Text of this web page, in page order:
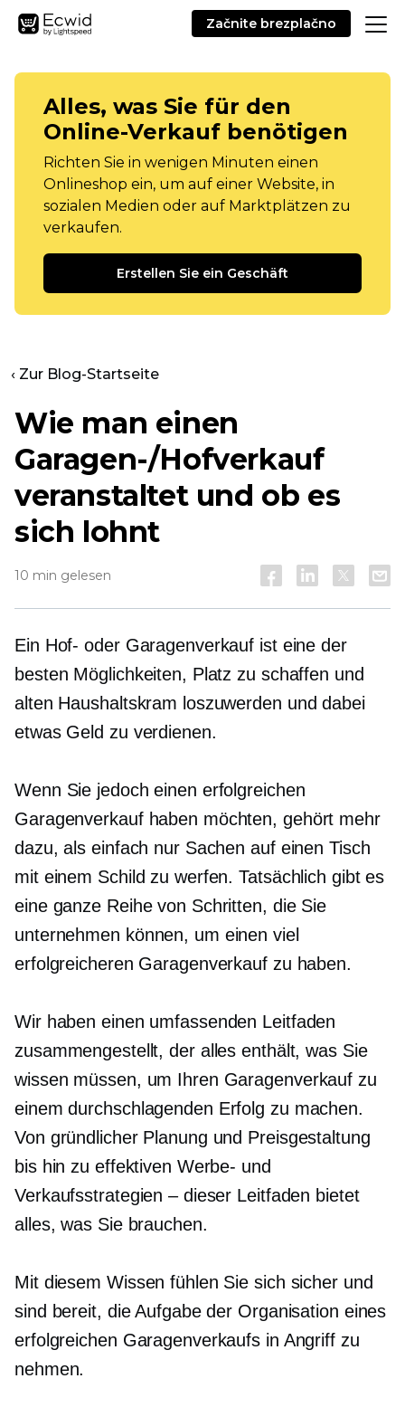
Začnite brezplačno
Alles, was Sie für den
Online-Verkauf benötigen
Richten Sie in wenigen Minuten einen
Onlineshop ein, um auf einer Website, in
sozialen Medien oder auf Marktplätzen zu
verkaufen.
Erstellen Sie ein Geschäft
‹ Zur Blog-Startseite
Wie man einen
Garagen-/Hofverkauf
veranstaltet und ob es
sich lohnt
10 min gelesen
Ein Hof- oder Garagenverkauf ist eine der
besten Möglichkeiten, Platz zu schaffen und
alten Haushaltskram loszuwerden und dabei
etwas Geld zu verdienen.
Wenn Sie jedoch einen erfolgreichen
Garagenverkauf haben möchten, gehört mehr
dazu, als einfach nur Sachen auf einen Tisch
mit einem Schild zu werfen. Tatsächlich gibt es
eine ganze Reihe von Schritten, die Sie
unternehmen können, um einen viel
erfolgreicheren Garagenverkauf zu haben.
Wir haben einen umfassenden Leitfaden
zusammengestellt, der alles enthält, was Sie
wissen müssen, um Ihren Garagenverkauf zu
einem durchschlagenden Erfolg zu machen.
Von gründlicher Planung und Preisgestaltung
bis hin zu effektiven Werbe- und
Verkaufsstrategien – dieser Leitfaden bietet
alles, was Sie brauchen.
Mit diesem Wissen fühlen Sie sich sicher und
sind bereit, die Aufgabe der Organisation eines
erfolgreichen Garagenverkaufs in Angriff zu
nehmen.